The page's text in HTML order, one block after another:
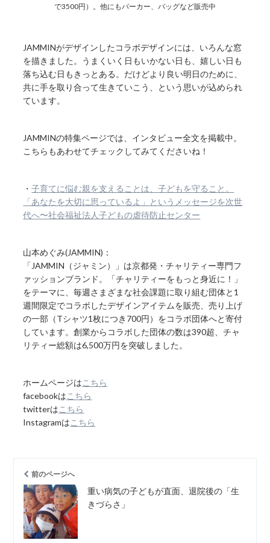
で3500円）。他にもパーカー、バッグなど販売中
JAMMINがデザインしたコラボデザインには、いろんな窓
を描きました。うまくいく日もいかない日も、嬉しい日も
落ち込む日もきっとある。だけどより良い明日のために、
共に手を取り合って生きていこう、という思いが込められ
ています。
JAMMINの特集ページでは、インタビュー全文を掲載中。
こちらもあわせてチェックしてみてくださいね！
・子育てに悩む親を支えることは、子どもを守ること。
「あなたを大切に思っているよ」というメッセージを次世
代へ〜社会福祉法人子どもの虐待防止センター
山本めぐみ(JAMMIN)：
「JAMMIN（ジャミン）」は京都発・チャリティー専門フ
ァッションブランド。「チャリティーをもっと身近に！」
をテーマに、毎週さまざまな社会課題に取り組む団体と1
週間限定でコラボしたデザインアイテムを販売、売り上げ
の一部（Tシャツ1枚につき700円）をコラボ団体へと寄付
しています。創業からコラボした団体の数は390超、チャ
リティー総額は6,500万円を突破しました。
ホームページはこちら
facebookはこちら
twitterはこちら
Instagramはこちら
前のページへ
重い病気の子どもが直面、退院後の「生
きづらさ」